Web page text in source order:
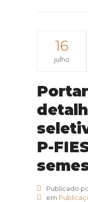
16
julho
P-
Publicado
em